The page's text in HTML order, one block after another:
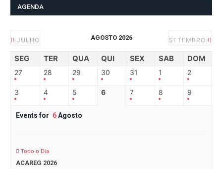
AGENDA
JULHO AGOSTO 2026 SETEMBRO
SEG TER QUA QUI SEX SAB DOM
27 28 29 30 31 1 2
3 4 5 6 7 8 9
Events for 6Agosto
Todo o Dia
ACAREG 2026